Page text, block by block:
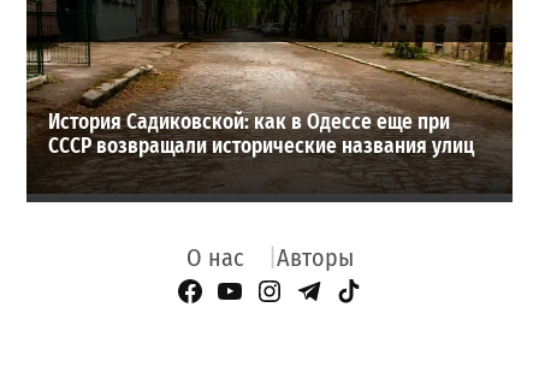
История Садиковской: как в Одессе еще при
СССР возвращали исторические названия улиц
О нас Авторы
Facebook Page
YouTube
Instagram
Telegram
TikTok